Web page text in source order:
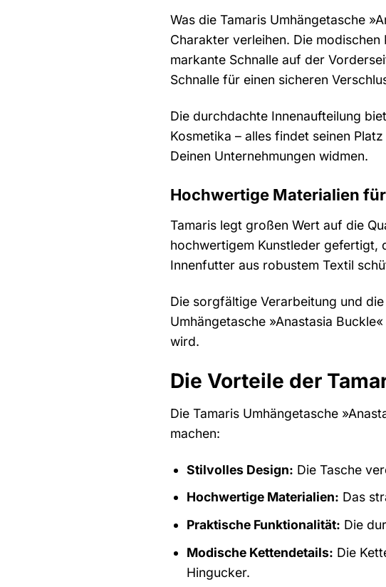
Was die Tamaris Umhängetasche
Charakter verleihen. Die
markante Schnalle auf der
Schnalle für einen sicheren
Die durchdachte Innenaufteilung
Kosmetika – alles findet seinen
Deinen Unternehmungen widmen.
Hochwertige Materialien
Tamaris legt großen Wert auf die
hochwertigem Kunstleder gefertigt,
Innenfutter aus robustem Textil
Die sorgfältige Verarbeitung und
Umhängetasche »Anastasia
wird.
Die Vorteile der
Die Tamaris Umhängetasche
machen:
Stilvolles Design: Die Tasche
Hochwertige Materialien: Das
Praktische Funktionalität: Die
Modische Kettendetails: Die
Hingucker.